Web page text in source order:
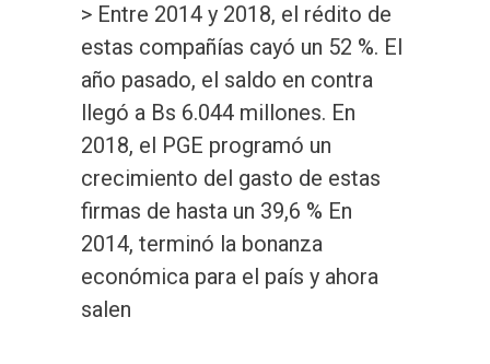
> Entre 2014 y 2018, el rédito de
estas compañías cayó un 52 %. El
año pasado, el saldo en contra
llegó a Bs 6.044 millones. En
2018, el PGE programó un
crecimiento del gasto de estas
firmas de hasta un 39,6 % En
2014, terminó la bonanza
económica para el país y ahora
salen